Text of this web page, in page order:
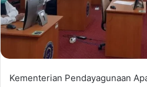
Kementerian Pendayagunaan